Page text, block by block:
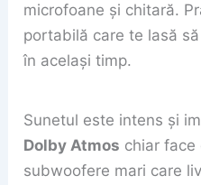
microfoane și chitară.
portabilă care te lasă
în același timp.
Sunetul este intens și
Dolby Atmos chiar
subwoofere mari care